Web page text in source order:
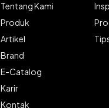
Tentang Kami
Produk
Artikel
Brand
E-Catalog
Karir
Kontak